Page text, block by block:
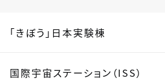
「きぼう」日本実験棟
国際宇宙ステーション（ISS）